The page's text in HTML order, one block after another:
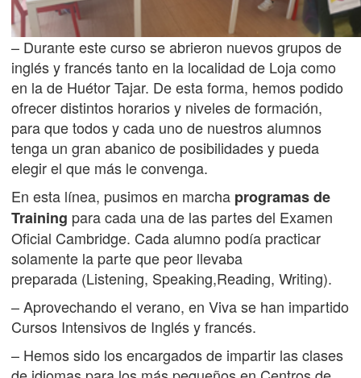
– Durante este curso se abrieron nuevos grupos de
inglés y francés tanto en la localidad de Loja como
en la de Huétor Tajar. De esta forma, hemos podido
ofrecer distintos horarios y niveles de formación,
para que todos y cada uno de nuestros alumnos
tenga un gran abanico de posibilidades y pueda
elegir el que más le convenga.
En esta línea, pusimos en marcha programas de
Training para cada una de las partes del Examen
Oficial Cambridge. Cada alumno podía practicar
solamente la parte que peor llevaba
preparada (Listening, Speaking,Reading, Writing).
– Aprovechando el verano, en Viva se han impartido
Cursos Intensivos de Inglés y francés.
– Hemos sido los encargados de impartir las clases